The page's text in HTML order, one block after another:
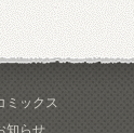
ミックス
知らせ